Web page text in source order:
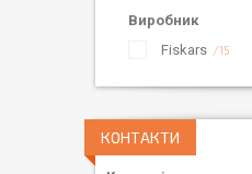
Виробник
Fiskars
15
КОНТАКТИ